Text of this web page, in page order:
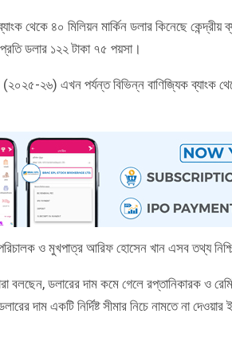
থেকে ৪০ মিলিয়ন মার্কিন ডলার কিনেছে
ডলার ১২২ টাকা ৭৫ পয়সা।
(২০২৫-২৬) এখন পর্যন্ত বিভিন্ন বাণিজ্যিক ব্যাংক
পরিচালক ও মুখপাত্র আরিফ হোসেন খান এসব তথ্য
বলছেন, ডলারের দাম কমে গেলে রপ্তানিকারক ও
দাম একটি নির্দিষ্ট সীমার নিচে নামতে না দেওয়ার